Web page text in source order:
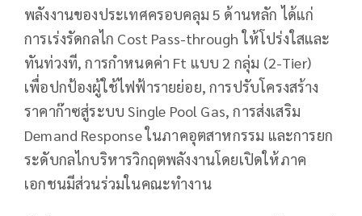
พลังงานของประเทศครอบคลุม 5 ด้านหลัก ได้แก่
การเร่งรัดกลไก Cost Pass-through ให้โปร่งใสและ
ทันท่วงที, การกำหนดค่า Ft แบบ 2 กลุ่ม (2-Tier)
เพื่อปกป้องผู้ใช้ไฟฟ้ารายย่อย, การปรับโครงสร้าง
ราคาก๊าซสู่ระบบ Single Pool Gas, การส่งเสริม
Demand Response ในภาคอุตสาหกรรม และการยก
ระดับกลไกบริหารวิกฤตพลังงานโดยเปิดให้ภาค
เอกชนมีส่วนร่วมในคณะทำงาน